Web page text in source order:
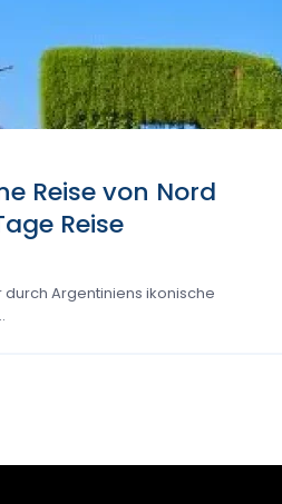
Reise von Nord
Reise
Argentiniens ikonische